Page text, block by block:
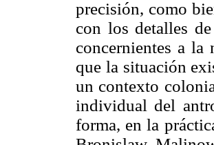
precisión, como
con los detalles
concernientes a la
que la situación
un contexto
individual del
forma, en la